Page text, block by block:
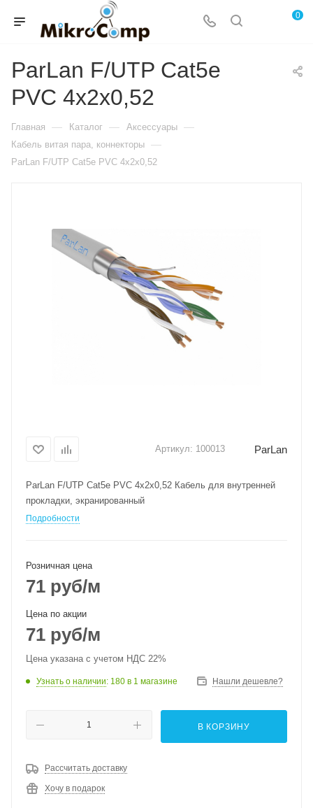
0
ParLan F/UTP Cat5e
PVC 4х2х0,52
Главная — Каталог — Аксессуары —
Кабель витая пара, коннекторы —
ParLan F/UTP Cat5e PVC 4х2х0,52
Артикул: 100013 ParLan
ParLan F/UTP Cat5e PVC 4х2х0,52 Кабель для внутренней
прокладки, экранированный
Подробности
Розничная цена
71 руб/м
Цена по акции
71 руб/м
Цена указана с учетом НДС 22%
Узнать о наличии: 180 в 1 магазине Нашли дешевле?
В КОРЗИНУ
Рассчитать доставку
Хочу в подарок